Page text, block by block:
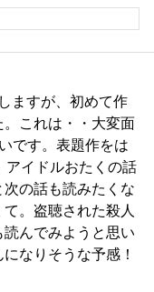
ますが、初めて作
これは・・大変面
です。表題作をは
アイドルおたくの話
の話も読みたくな
。盗聴された殺人
んでみようと思い
なりそうな予感！